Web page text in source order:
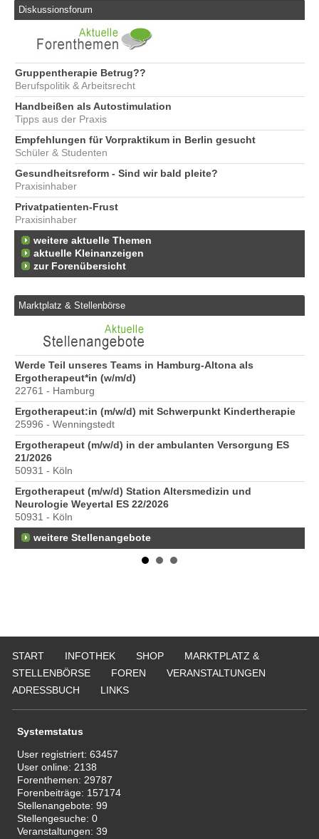
Diskussionsforum
Gruppentherapie Betrug??
Berufspolitik & Arbeitsrecht
Handbeißen als Autostimulation
Tipps aus der Praxis
Empfehlungen für Vorpraktikum in Berlin gesucht
Schüler & Studenten
Gesundheitsreform - Sind wir bald pleite?
Praxisinhaber
Privatpatienten-Frust
Praxisinhaber
weitere aktuelle Themen
aktuelle Kleinanzeigen
zur Forenübersicht
Marktplatz & Stellenbörse
Werde Teil unseres Teams in Hamburg-Altona als
Ergotherapeut*in (w/m/d)
22761 - Hamburg
Ergotherapeut:in (m/w/d) mit Schwerpunkt Kindertherapie
25996 - Wenningstedt
Ergotherapeut (m/w/d) in der ambulanten Versorgung ES
21/2026
50931 - Köln
Ergotherapeut (m/w/d) Station Altersmedizin und
Neurologie Weyertal ES 22/2026
50931 - Köln
weitere Stellenangebote
START INFOTHEK SHOP
MARKTPLATZ &
STELLENBÖRSE
FOREN
VERANSTALTUNGEN
ADRESSBUCH
LINKS
Systemstatus
User registriert:63457
User online: 2138
Forenthemen: 29787
Forenbeiträge: 157174
Stellenangebote:99
Stellengesuche:0
Veranstaltungen:39